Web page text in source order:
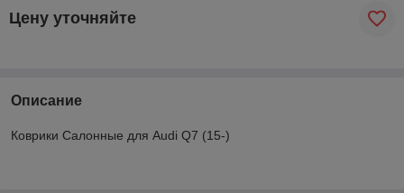
Цену уточняйте
Описание
Коврики Салонные для Audi Q7 (15-)